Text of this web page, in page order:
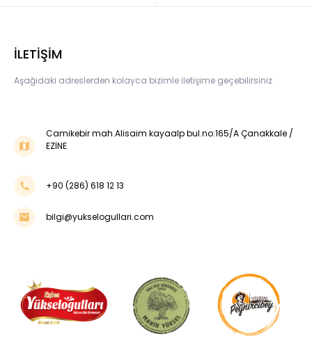
İLETİŞİM
Aşağıdaki adreslerden kolayca bizimle iletişime geçebilirsiniz
Camikebir mah.Alisaim kayaalp bul.no:165/A Çanakkale /
EZİNE
+90 (286) 618 12 13
bilgi@yukselogullari.com